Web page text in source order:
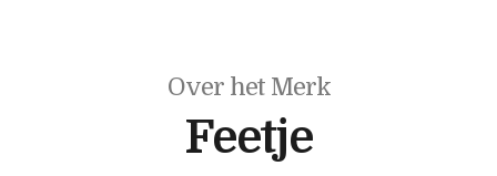
Over het Merk
Feetje